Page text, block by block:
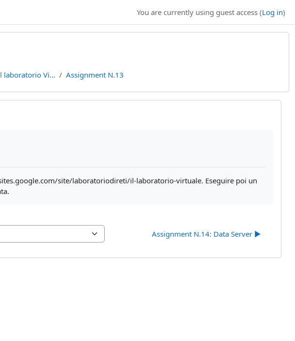
You are currently using guest access (Log in)
laboratorio Vi... Assignment N.13
site/laboratoriodireti/il-laboratorio-virtuale. Eseguire poi un
Assignment N.14: Data Server ▶︎